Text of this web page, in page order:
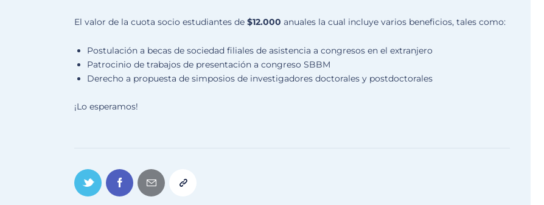
El valor de la cuota socio estudiantes de $12.000 anuales la cual incluye varios beneficios, tales como:
Postulación a becas de sociedad filiales de asistencia a congresos en el extranjero
Patrocinio de trabajos de presentación a congreso SBBM
Derecho a propuesta de simposios de investigadores doctorales y postdoctorales
¡Lo esperamos!